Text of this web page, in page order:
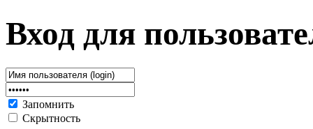
Вход для
Запомнить
Скрытность